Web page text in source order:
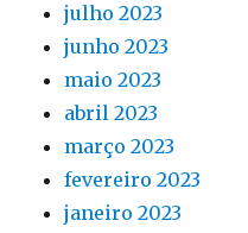
julho 2023
junho 2023
maio 2023
abril 2023
março 2023
fevereiro 2023
janeiro 2023